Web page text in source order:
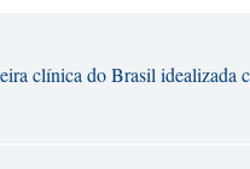
clínica do Brasil idealizada